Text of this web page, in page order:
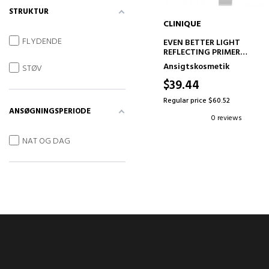
ADD TO CART
CLINIQUE
EVEN BETTER LIGHT
REFLECTING PRIMER
PREBASE ILUMINADORA
Ansigtskosmetik
$39.44
Regular price $60.52
0 reviews
STRUKTUR
FLYDENDE
STØV
ANSØGNINGSPERIODE
NAT OG DAG